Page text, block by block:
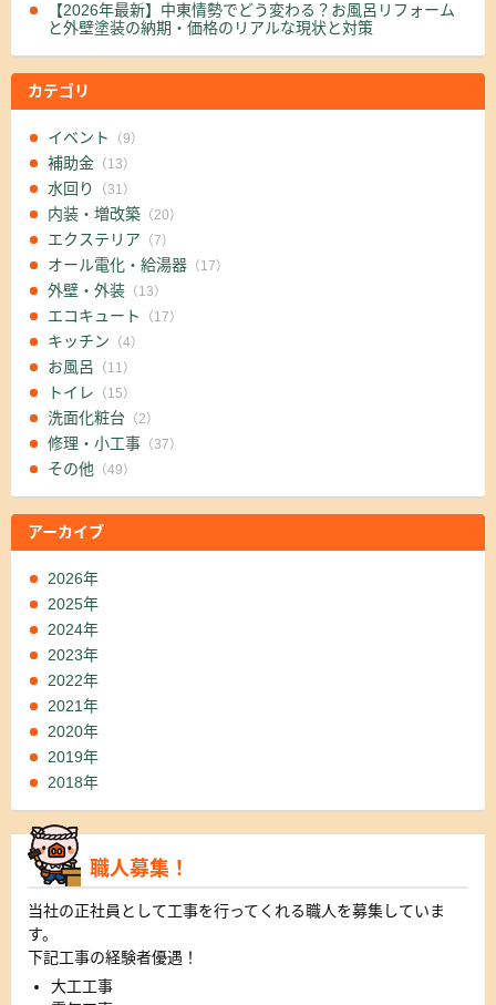
【2026年最新】中東情勢でどう変わる？お風呂リフォーム
と外壁塗装の納期・価格のリアルな現状と対策
カテゴリ
イベント （9）
補助金（13）
水回り （31）
内装・増改築（20）
エクステリア （7）
オール電化・給湯器（17）
外壁・外装（13）
エコキュート （17）
キッチン （4）
お風呂 （11）
トイレ （15）
洗面化粧台（2）
修理・小工事（37）
その他 （49）
アーカイブ
2026年
2025年
2024年
2023年
2022年
2021年
2020年
2019年
2018年
職人募集！
当社の正社員として工事を行ってくれる職人を募集していま
す。
下記工事の経験者優遇！
大工工事